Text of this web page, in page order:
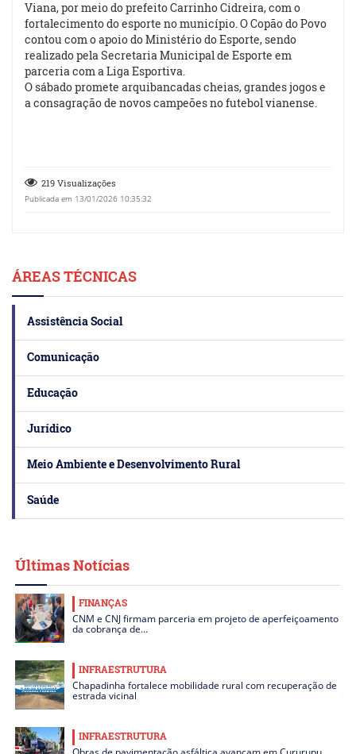
Viana, por meio do prefeito Carrinho Cidreira, com o
fortalecimento do esporte no município. O Copão do Povo
contou com o apoio do Ministério do Esporte, sendo
realizado pela Secretaria Municipal de Esporte em
parceria com a Liga Esportiva.
O sábado promete arquibancadas cheias, grandes jogos e
a consagração de novos campeões no futebol vianense.
219 Visualizações
Publicada em 13/01/2026 10:35:32
ÁREAS TÉCNICAS
Assistência Social
Comunicação
Educação
Jurídico
Meio Ambiente e Desenvolvimento Rural
Saúde
Últimas Notícias
FINANÇAS
CNM e CNJ firmam parceria em projeto de aperfeiçoamento
da cobrança de…
INFRAESTRUTURA
Chapadinha fortalece mobilidade rural com recuperação de
estrada vicinal
INFRAESTRUTURA